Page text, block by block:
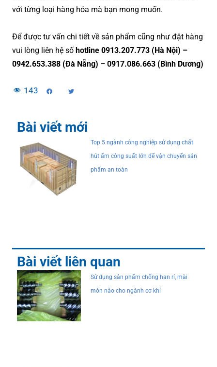
với từng loại hàng hóa mà bạn mong muốn.
Để được tư vấn chi tiết về sản phẩm cũng như đặt hàng
vui lòng liên hệ sốhotline 0913.207.773 (Hà Nội) –
0942.653.388 (Đà Nẵng) – 0917.086.663 (Bình Dương)
143
Bài viết mới
Top 5 ngành công nghiệp sử dụng chất
hút ẩm công suất lớn để vận chuyển sản
phẩm an toàn
Bài viết liên quan
Sử dụng sản phẩm chống han rỉ, mài
mòn nào cho ngành cơ khí